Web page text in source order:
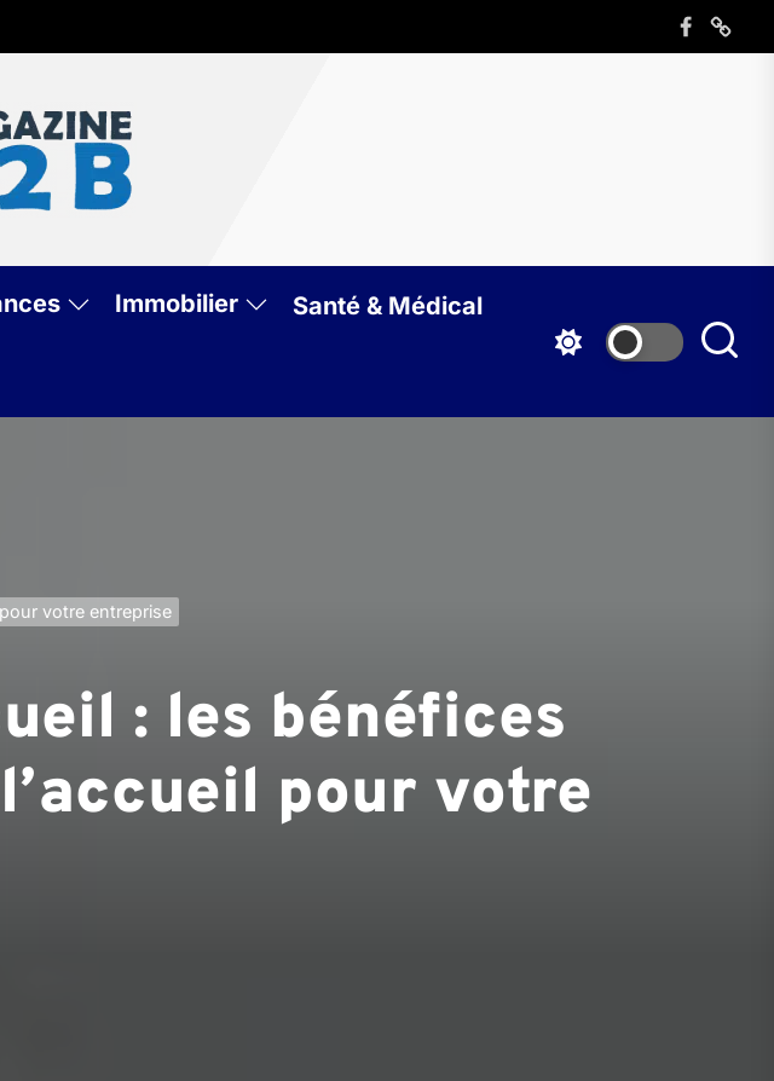
Élément
de de
Immobilier Santé & Médical
votre entreprise
: les bénéfices
pour votre